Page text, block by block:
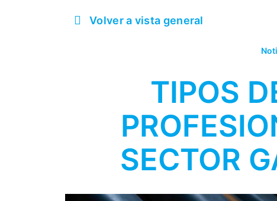
Volver a vista general
TIPOS
SECTOR